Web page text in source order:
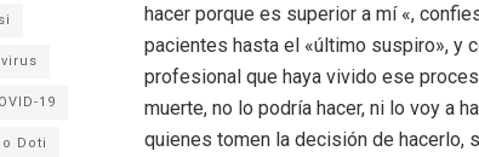
hacer porque es superior a mí «,
pacientes hasta el «último suspiro», y
profesional que haya vivido ese
muerte, no lo podría hacer, ni lo voy a
quienes tomen la decisión de hacerlo,
19
Doti